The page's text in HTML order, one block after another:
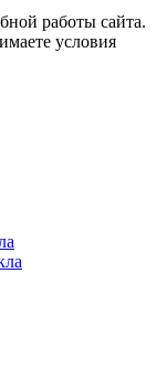
работы сайта.
условия